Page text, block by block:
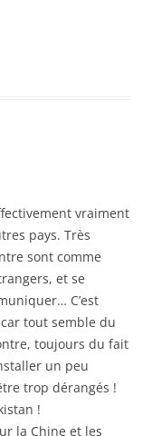
vraiment
pays. Très
sont comme
et se
C’est
tout semble du
toujours du fait
un peu
trop dérangés !
!
la Chine et les